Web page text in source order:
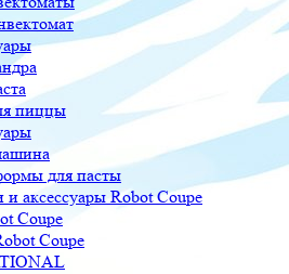
пиццы
для пасты
и аксессуары Robot Coupe
Coupe
Coupe